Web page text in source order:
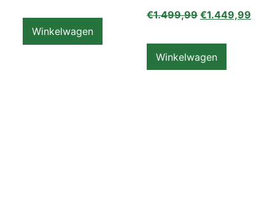
Winkelwagen
€1.499,99 €1.449,99
Winkelwagen